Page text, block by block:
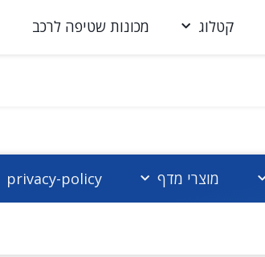
קטלוג מכונות שטיפה לרכב
מוצרי מדף privacy-policy